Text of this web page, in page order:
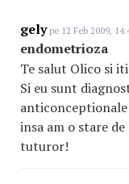
gelype 12 Feb 2009,
endometrioza
Te salut Olico si
Si eu sunt
insa am o stare
tuturor!